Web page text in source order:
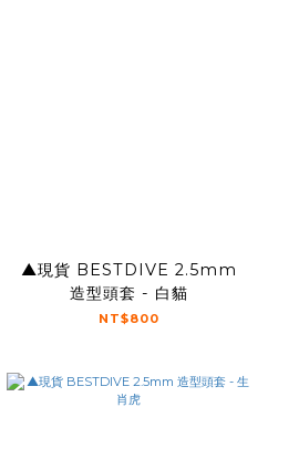
▲現貨 BESTDIVE 2.5mm
造型頭套 - 白貓
NT$800